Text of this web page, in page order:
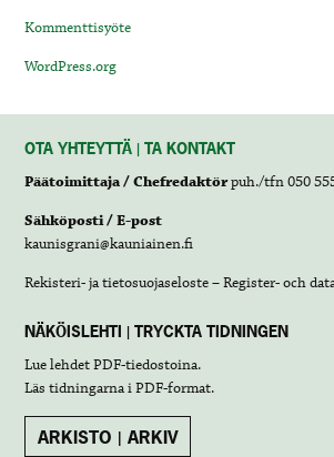
Kommenttisyöte
WordPress.org
OTA YHTEYTTÄ | TA KONTAKT
Päätoimittaja / Chefredaktörpuh./tfn 050
Sähköposti / E-post
kaunisgrani@kauniainen.fi
Rekisteri- ja tietosuojaseloste – Register- och
NÄKÖISLEHTI | TRYCKTA TIDNINGEN
Lue lehdetPDF-tiedostoina.
Läs tidningarna iPDF-format.
ARKISTO | ARKIV